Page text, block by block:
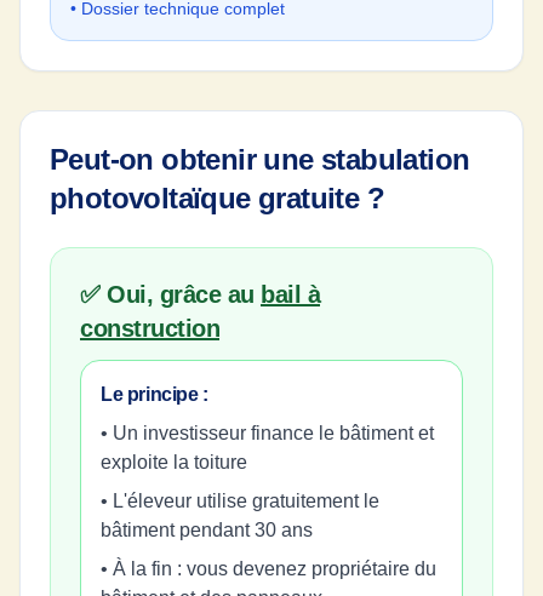
• Dossier technique complet
Peut-on obtenir une stabulation
photovoltaïque gratuite ?
✅ Oui, grâce au bail à
construction
Le principe :
• Un investisseur finance le bâtiment et
exploite la toiture
• L'éleveur utilise gratuitement le
bâtiment pendant 30 ans
• À la fin : vous devenez propriétaire du